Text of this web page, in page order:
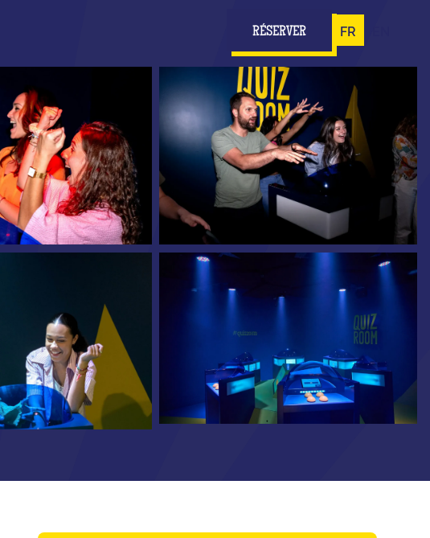
RÉSERVER FR